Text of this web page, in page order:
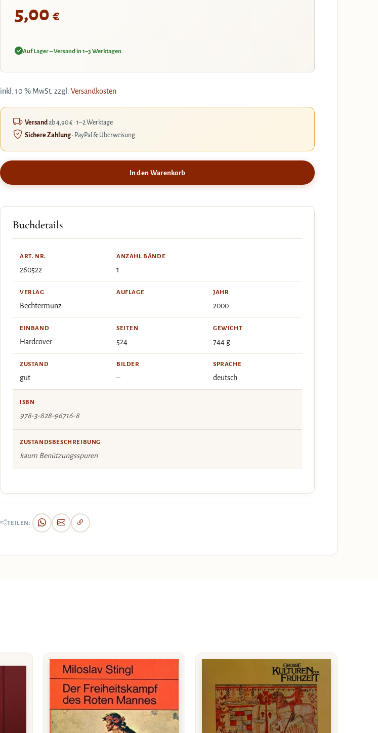
5,00 €
Auf Lager – Versand in 1–3 Werktagen
inkl. 10 % MwSt. zzgl. Versandkosten
Versandab 4,90 € · 1–2 Werktage
Sichere Zahlung· PayPal & Überweisung
In den Warenkorb
Buchdetails
ART. NR.
260522
ANZAHL BÄNDE
1
VERLAG
Bechtermünz
AUFLAGE
–
JAHR
2000
EINBAND
Hardcover
SEITEN
524
GEWICHT
744 g
ZUSTAND
gut
BILDER
–
SPRACHE
deutsch
ISBN
978-3-828-96716-8
ZUSTANDSBESCHREIBUNG
kaum Benützungsspuren
TEILEN: